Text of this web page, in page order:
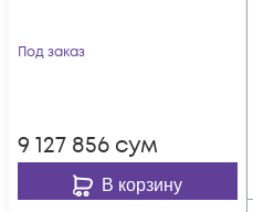
Под заказ
9 127 856 сум
В корзину